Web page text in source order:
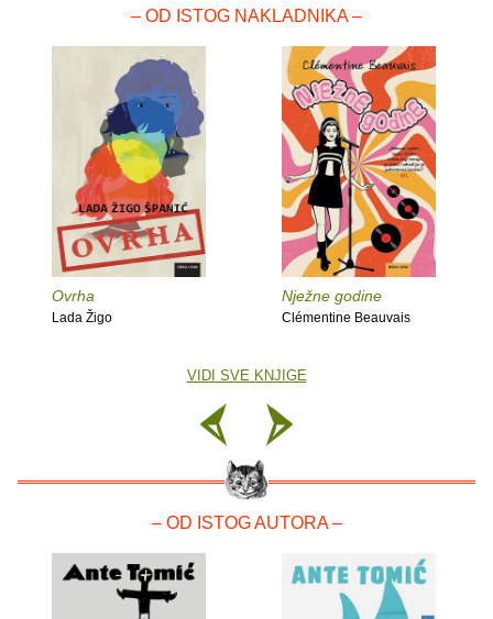
– OD ISTOG NAKLADNIKA –
Ovrha
Lada Žigo
Nježne godine
Clémentine Beauvais
VIDI SVE KNJIGE
– OD ISTOG AUTORA –